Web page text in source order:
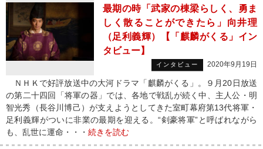
最期の時「武家の棟梁らしく、勇ま
しく散ることができたら」向井理
（足利義輝）【「麒麟がくる」イン
タビュー】
インタビュー 2020年9月19日
ＮＨＫで好評放送中の大河ドラマ「麒麟がくる」。９月20日放送
の第二十四回「将軍の器」では、各地で戦乱が続く中、主人公・明
智光秀（長谷川博己）が支えようとしてきた室町幕府第13代将軍・
足利義輝がついに非業の最期を迎える。“剣豪将軍”と呼ばれながら
も、乱世に運命・・・ 続きを読む